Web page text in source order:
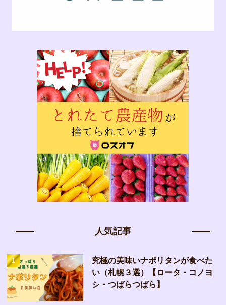
人気記事
究極の美味いナポリタンが食べた
い（札幌３選）【ロータ・コノヨ
シ・つばらつばら】